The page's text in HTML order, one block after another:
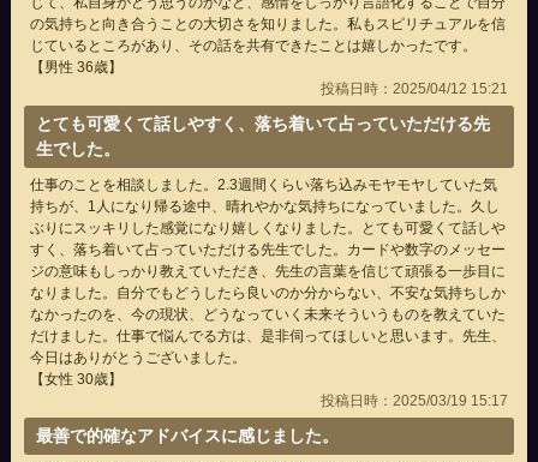
の気持ちと向き合うことの大切さを知りました。私もスピリチュアルを信
じているところがあり、その話を共有できたことは嬉しかったです。
【男性 36歳】
投稿日時：2025/04/12 15:21
とても可愛くて話しやすく、落ち着いて占っていただける先
生でした。
仕事のことを相談しました。2.3週間くらい落ち込みモヤモヤしていた気
持ちが、1人になり帰る途中、晴れやかな気持ちになっていました。久し
ぶりにスッキリした感覚になり嬉しくなりました。とても可愛くて話しや
すく、落ち着いて占っていただける先生でした。カードや数字のメッセー
ジの意味もしっかり教えていただき、先生の言葉を信じて頑張る一歩目に
なりました。自分でもどうしたら良いのか分からない、不安な気持ちしか
なかったのを、今の現状、どうなっていく未来そういうものを教えていた
だけました。仕事で悩んでる方は、是非伺ってほしいと思います。先生、
今日はありがとうございました。
【女性 30歳】
投稿日時：2025/03/19 15:17
最善で的確なアドバイスに感じました。